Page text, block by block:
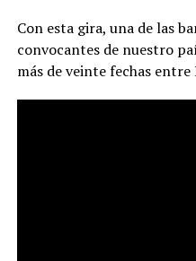
Con esta gira, una de las
convocantes de nuestro
más de veinte fechas